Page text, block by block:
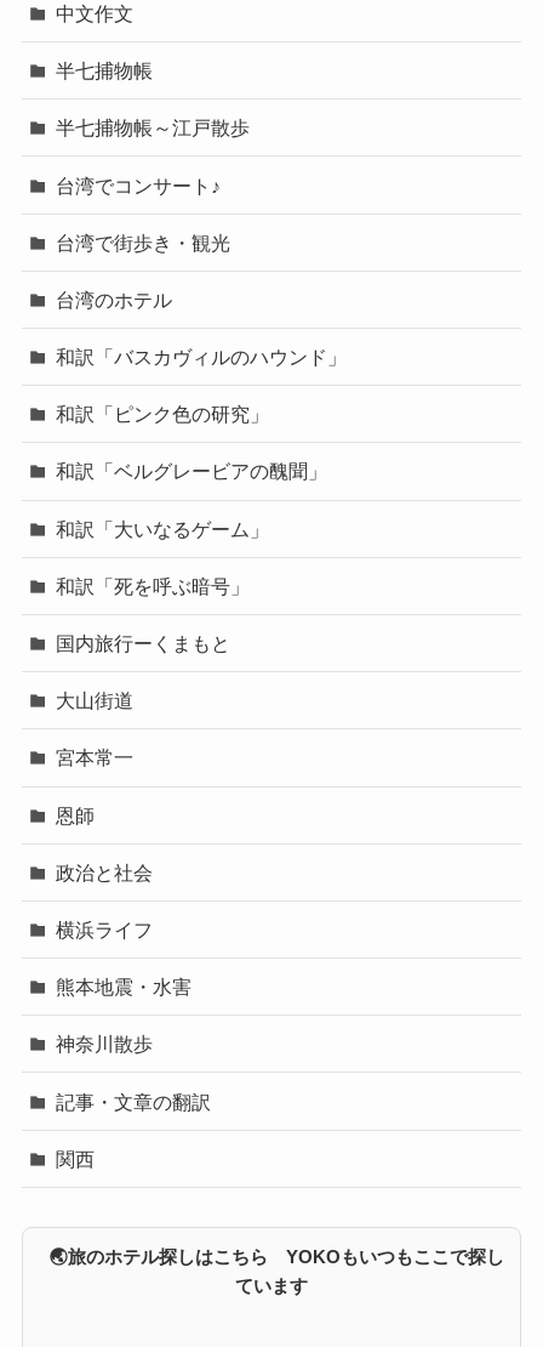
中文作文
半七捕物帳
半七捕物帳～江戸散歩
台湾でコンサート♪
台湾で街歩き・観光
台湾のホテル
和訳「バスカヴィルのハウンド」
和訳「ピンク色の研究」
和訳「ベルグレービアの醜聞」
和訳「大いなるゲーム」
和訳「死を呼ぶ暗号」
国内旅行ーくまもと
大山街道
宮本常一
恩師
政治と社会
横浜ライフ
熊本地震・水害
神奈川散歩
記事・文章の翻訳
関西
🌏旅のホテル探しはこちら YOKOもいつもここで探し
ています